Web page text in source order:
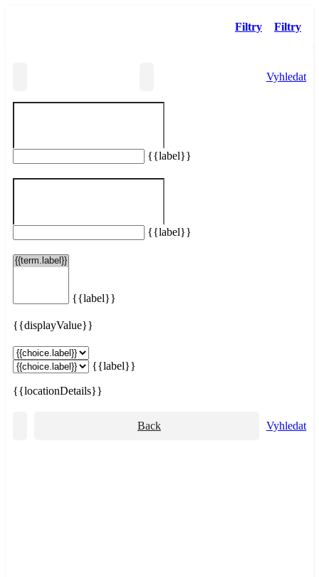
Filtry Filtry
{{label}}
{{label}}
{{label}}
{{displayValue}}
{{label}}
{{locationDetails}}
Vyhledat
Vyhledat
Back
Vašemu hledání neodpovídají žádné taxi služby.